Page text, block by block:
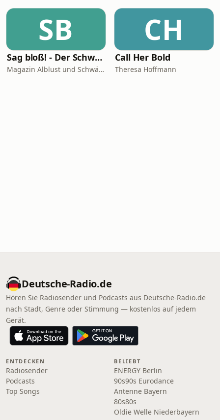
SB
Sag bloß! - Der Schwäbische Alb Podcast
Magazin Alblust und Schwäbische Alb Tourismus
CH
Call Her Bold
Theresa Hoffmann
Deutsche-Radio.de
Hören Sie Radiosender und Podcasts aus Deutsche-Radio.de
nach Stadt, Genre oder Stimmung — kostenlos auf jedem
Gerät.
ENTDECKEN
Radiosender
Podcasts
Top Songs
BELIEBT
ENERGY Berlin
90s90s Eurodance
Antenne Bayern
80s80s
Oldie Welle Niederbayern